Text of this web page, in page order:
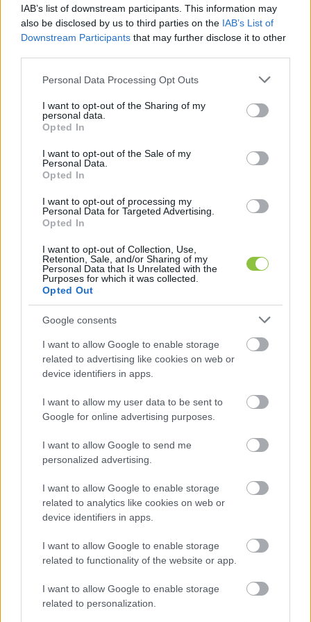
IAB’s list of downstream participants. This information may
also be disclosed by us to third parties on the IAB’s List of
Downstream Participants that may further disclose it to other
Please note that this website/app uses one or more Google
not limited to your visit or usage behaviour. You may click to
grant or deny consent to Google and its third-party tags to
use your data for below specified purposes in below Google
consent section.
Personal Data Processing Opt Outs
I want to opt-out of the Sharing of my
personal data.
Opted In
I want to opt-out of the Sale of my
Personal Data.
Opted In
I want to opt-out of processing my
Personal Data for Targeted Advertising.
Opted In
I want to opt-out of Collection, Use,
Retention, Sale, and/or Sharing of my
Personal Data that Is Unrelated with the
Purposes for which it was collected.
Opted Out
Google consents
I want to allow Google to enable storage
related to advertising like cookies on web or
device identifiers in apps.
I want to allow my user data to be sent to
Google for online advertising purposes.
I want to allow Google to send me
personalized advertising.
I want to allow Google to enable storage
related to analytics like cookies on web or
device identifiers in apps.
I want to allow Google to enable storage
related to functionality of the website or app.
I want to allow Google to enable storage
related to personalization.
hogy mi az oka ennek? Az, hogy a közműves
ivóvíz minőségét az ivóvíz-szolgáltató és a
népegészségügyi hatóság is folyamatosan
ellenőrzi, bármilyen előforduló ivóvízminőségi
tájékoztatják az érintetteket. Vizsgálatuk során
különös gondot fordítanak az ivóvízszolgáltatók
a vízbázis védelmére is, hogy ne kerülhessen
szennyezés az ivóvízbe.
Amit azonban látni kell, hogy a
a települések belterületein Bács-Kiskun
vármegyében ugyan mindenhol elérhető, ám a
külterületeken és a tanyás térségekben ez nem
mindenhol van így. Itt a lakosság jellemzően
kútvizet fogyaszt, a legalacsonyabb rákötöttség
oka elsősorban a vármegyére jellemző
településstruktúrában, a tanyás térségek
nagyobb arányában keresendő.
Sok kúttulajdonos elfelejti
Az NNGYK válaszában felhívta a figyelmet arra
is, hogy az ivás céljára használt saját kutak
ellenőrzése a tulajdonosok feladata, a